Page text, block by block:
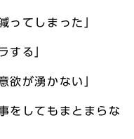
ってしまった」
する」
欲が湧かない」
をしてもまとまらな